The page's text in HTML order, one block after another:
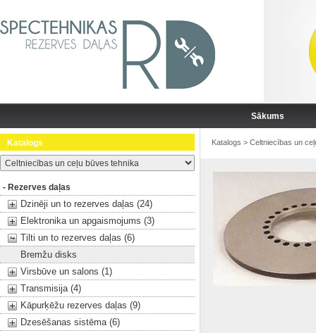
Sākums
Katalogs
- Rezerves daļas
Dzinēji un to rezerves daļas (24)
Elektronika un apgaismojums (3)
Tilti un to rezerves daļas (6)
Bremžu disks
Virsbūve un salons (1)
Transmisija (4)
Kāpurķēžu rezerves daļas (9)
Dzesēšanas sistēma (6)
Katalogs > Celtniecības un